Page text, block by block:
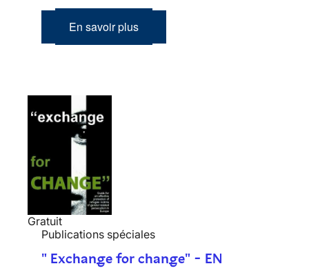
En savoir plus
Gratuit
Publications spéciales
" Exchange for change" - EN